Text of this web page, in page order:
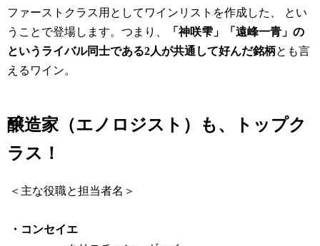
ファーストクラス用としてワインリストを作成した、 とい
うことで登場します。つまり、
「神咲雫」「遠峰一青」の
というライバル同士である2人が共通して好んだ銘柄とも言
えるワイン。
醸造家（エノロジスト）も、トップク
ラス！
＜主な役職と担当者名＞
・コンセイエ